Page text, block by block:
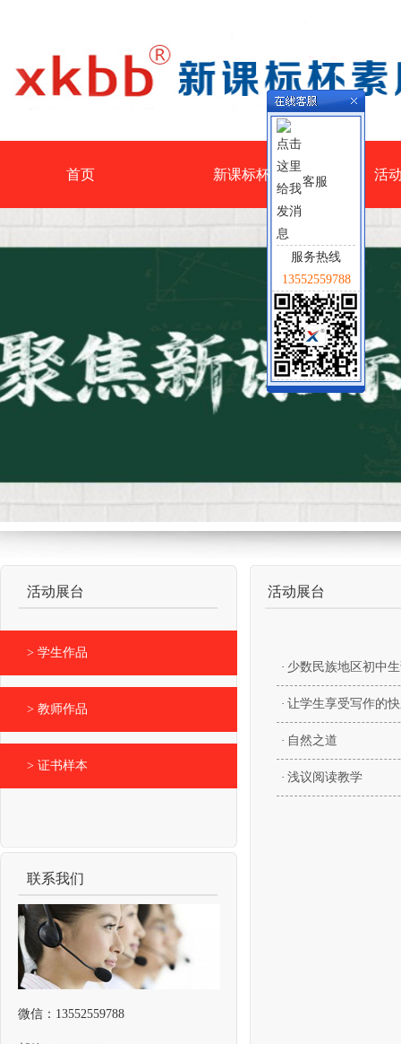
首页 新课标杯 活
活动展台
> 学生作品
> 教师作品
> 证书样本
联系我们
微信：13552559788
活动展台
· 少数民族地区初中
· 让学生享受写作的
· 自然之道
· 浅议阅读教学
客服
服务热线
13552559788